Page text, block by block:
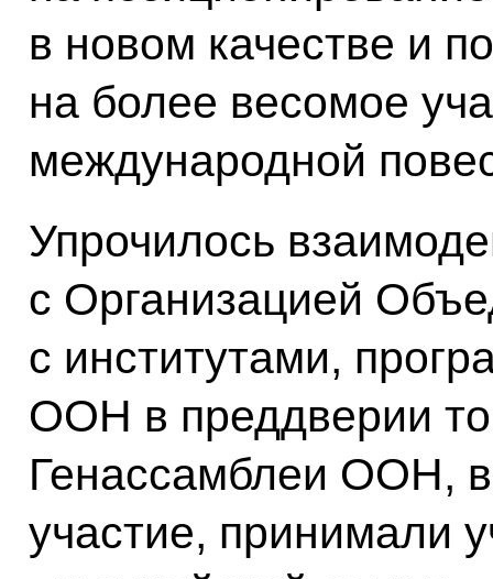
в новом качестве и
на более весомое
международной
Упрочилось
с Организацией
с институтами,
ООН в преддверии
Генассамблеи ООН,
участие, принимали